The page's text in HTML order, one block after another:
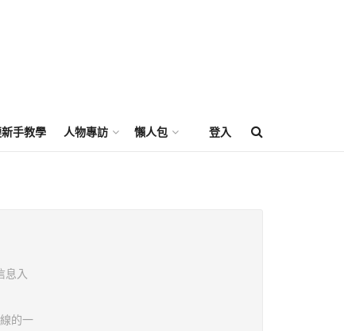
手教學 人物專訪 懶人包 登入
息入
的一